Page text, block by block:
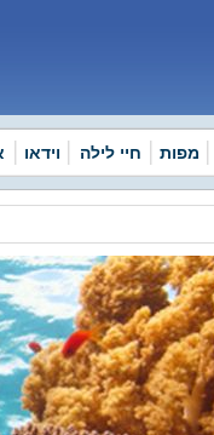
מפות חיי לילה וידאו